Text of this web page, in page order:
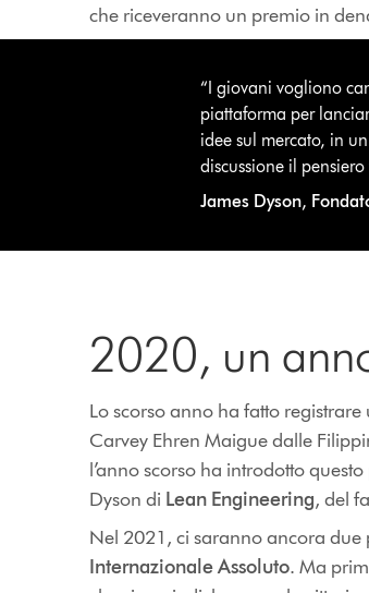
che riceveranno un premio in
“I giovani vogliono
piattaforma per
idee sul mercato, in
discussione il
James Dyson,
2020, un
Lo scorso anno ha fatto registrare
Carvey Ehren Maigue dalle
l’anno scorso ha introdotto
Dyson di Lean Engineering, del
Nel 2021, ci saranno ancora
Internazionale Assoluto. Ma